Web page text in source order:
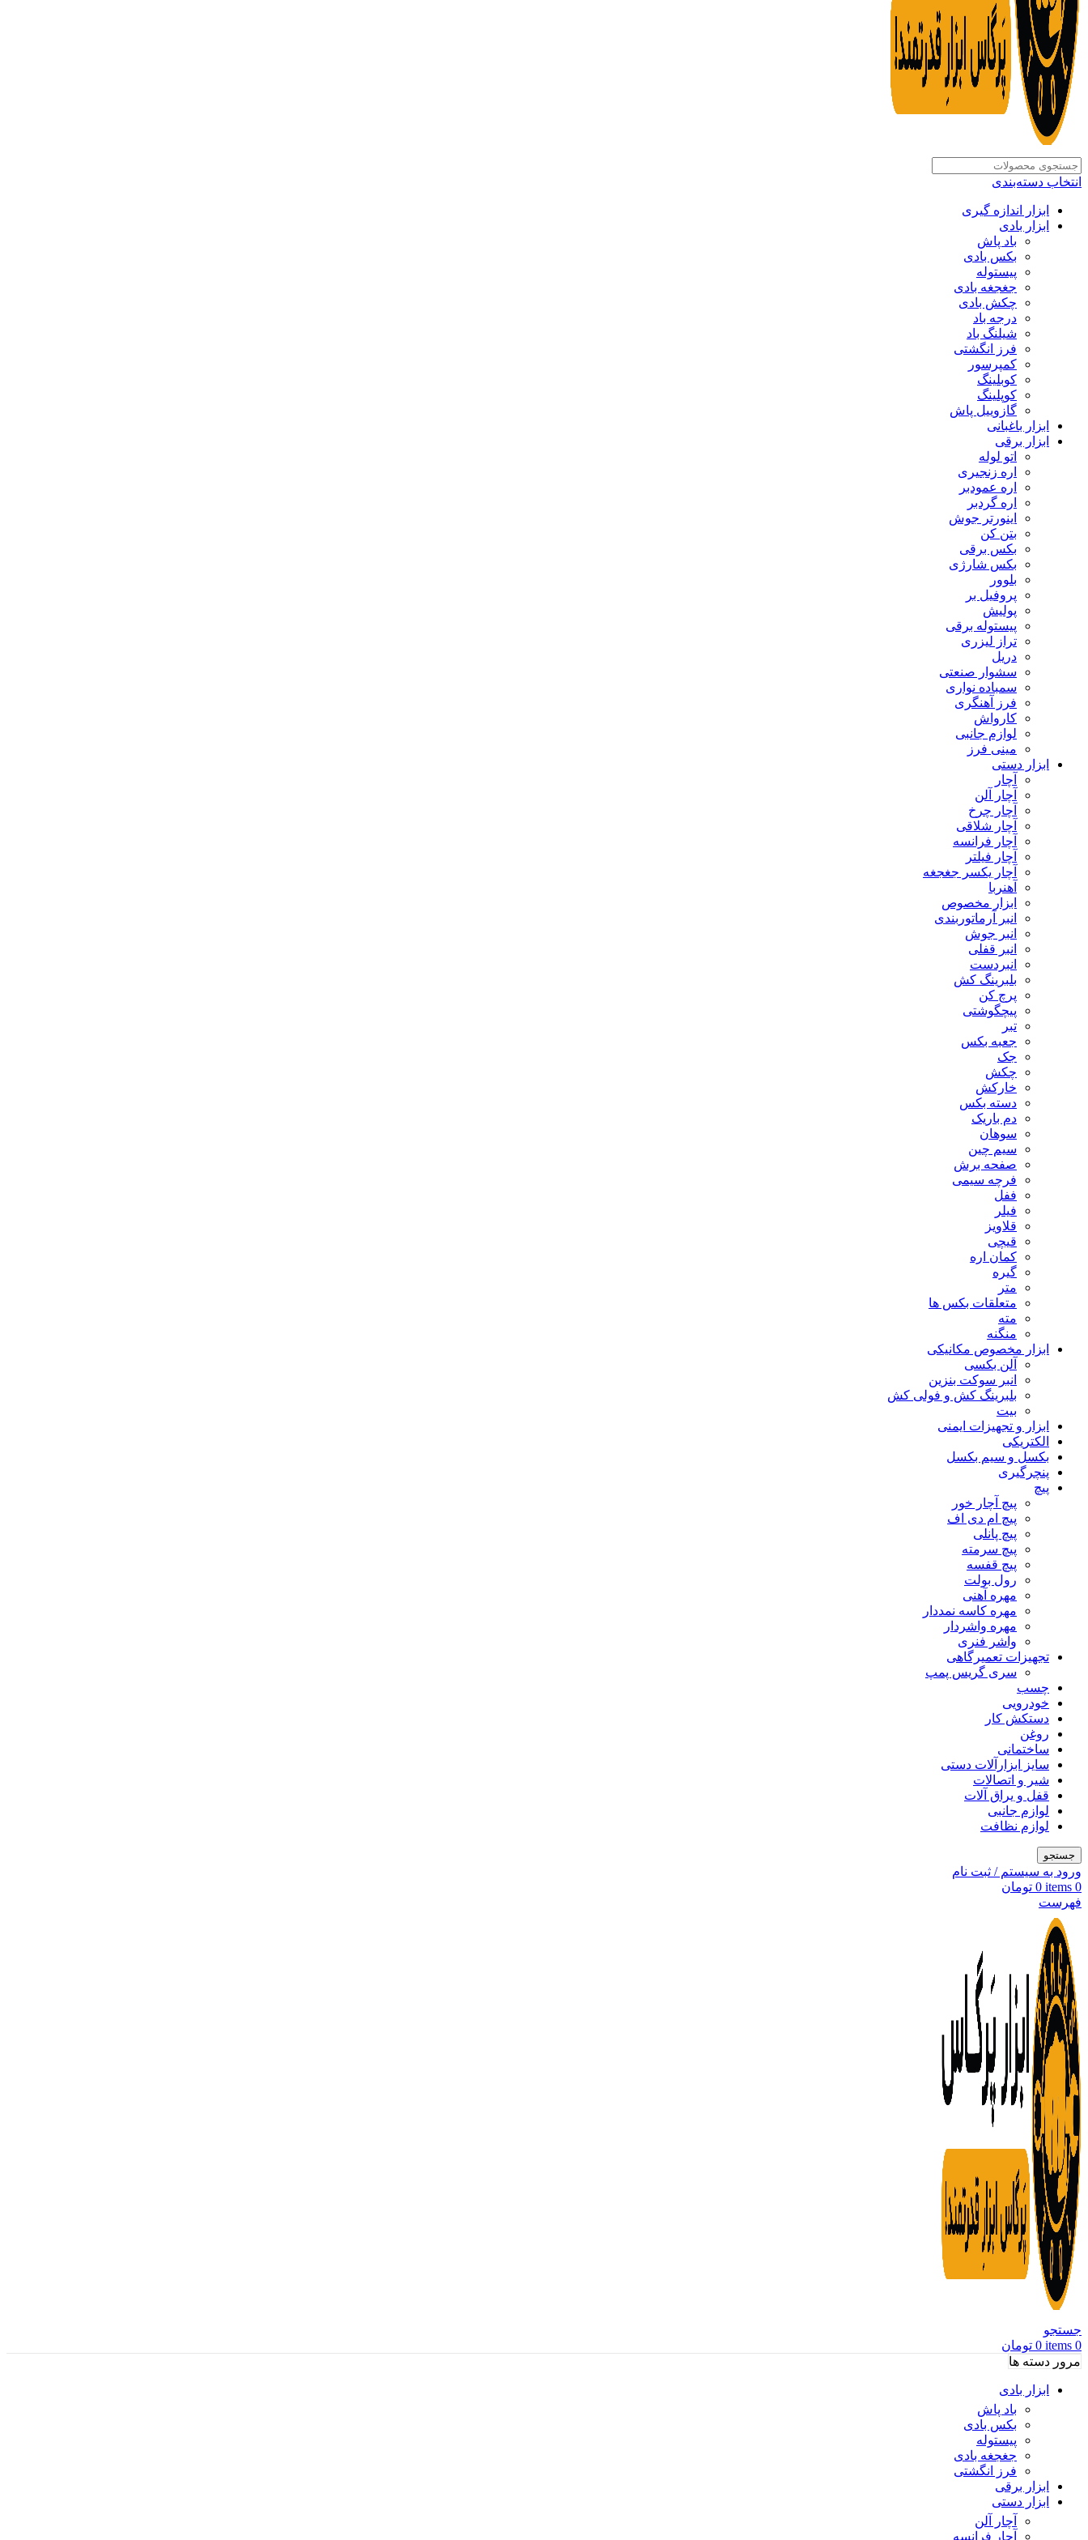
انتخاب دسته‌بندی
ابزار اندازه گیری
ابزار بادی
باد پاش
بکس بادی
پیستوله
جغجغه بادی
چکش بادی
درجه باد
شیلنگ باد
فرز انگشتی
کمپرسور
کوبلینگ
کوپلینگ
گازوییل پاش
ابزار باغبانی
ابزار برقی
اتو لوله
اره زنجیری
اره عمودبر
اره گردبر
اینورتر جوش
بتن کن
بکس برقی
بکس شارژی
بلوور
پروفیل بر
پولیش
پیستوله برقی
تراز لیزری
دریل
سشوار صنعتی
سمباده نواری
فرز آهنگری
کارواش
لوازم جانبی
مینی فرز
ابزار دستی
آچار
آچار آلن
آچار چرخ
آچار شلاقی
آچار فرانسه
آچار فیلتر
آچار یکسر جغجغه
آهنربا
ابزار مخصوص
انبر آرماتوربندی
انبر جوش
انبر قفلی
انبردست
بلبرینگ کش
پرچ کن
پیچگوشتی
تبر
جعبه بکس
جک
چکش
خارکش
دسته بکس
دم باریک
سوهان
سیم چین
صفحه برش
فرچه سیمی
ففل
فیلر
قلاویز
قیچی
کمان اره
گیره
متر
متعلقات بکس ها
مته
منگنه
ابزار مخصوص مکانیکی
آلن بکسی
انبر سوکت بنزین
بلبرینگ کش و فولی کش
بیت
ابزار و تجهیزات ایمنی
الکتریکی
بکسل و سیم بکسل
پنچرگیری
پیچ
پیچ آچار خور
پیچ ام دی اف
پیچ پانلی
پیچ سرمته
پیچ قفسه
رول بولت
مهره آهنی
مهره کاسه نمددار
مهره واشردار
واشر فنری
تجهیزات تعمیرگاهی
سری گریس پمپ
چسب
خودرویی
دستکش کار
روغن
ساختمانی
سایز ابزارآلات دستی
شیر و اتصالات
قفل و یراق آلات
لوازم جانبی
لوازم نظافت
جستجو
ورود به سیستم / ثبت نام
0
items
0 تومان
فهرست
جستجو
0
items
0 تومان
مرور دسته ها
ابزار بادی
باد پاش
بکس بادی
پیستوله
جغجغه بادی
فرز انگشتی
ابزار برقی
ابزار دستی
آچار آلن
آچار فرانسه